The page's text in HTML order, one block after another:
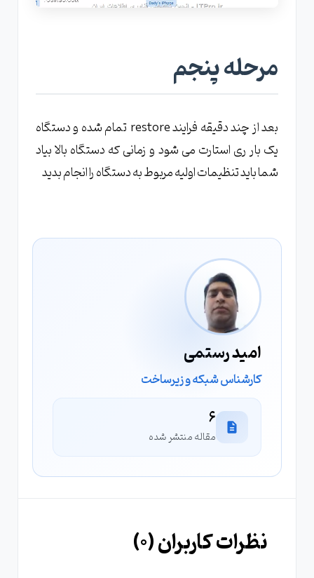
مرحله پنجم
بعد از چند دقیقه فرایند restore تمام شده و دستگاه
یک بار ری استارت می شود و زمانی که دستگاه بالا بیاد
شما باید تنظیمات اولیه مربوط به دستگاه را انجام بدید
امید رستمی
کارشناس شبکه و زیرساخت
6
مقاله منتشر شده
نظرات کاربران (0
)